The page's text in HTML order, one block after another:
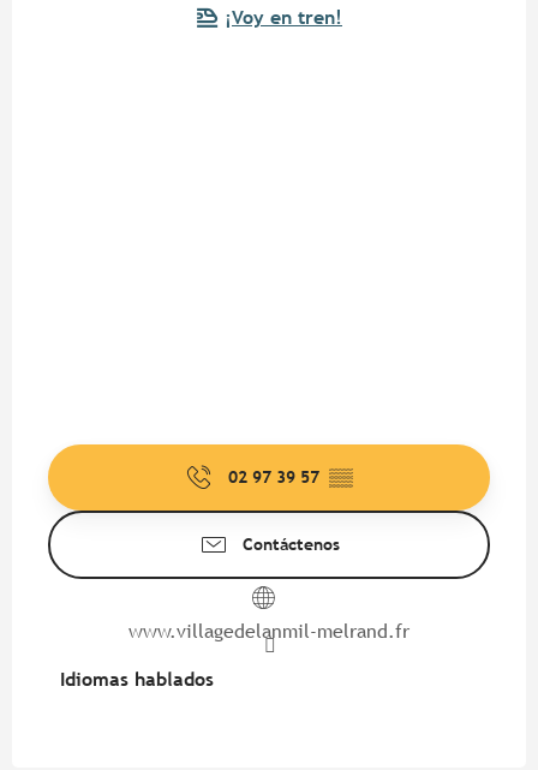
¡Voy en tren!
02 97 39 57 ▒▒
Contáctenos
www.villagedelanmil-melrand.fr
Idiomas hablados
Idiomas hablados